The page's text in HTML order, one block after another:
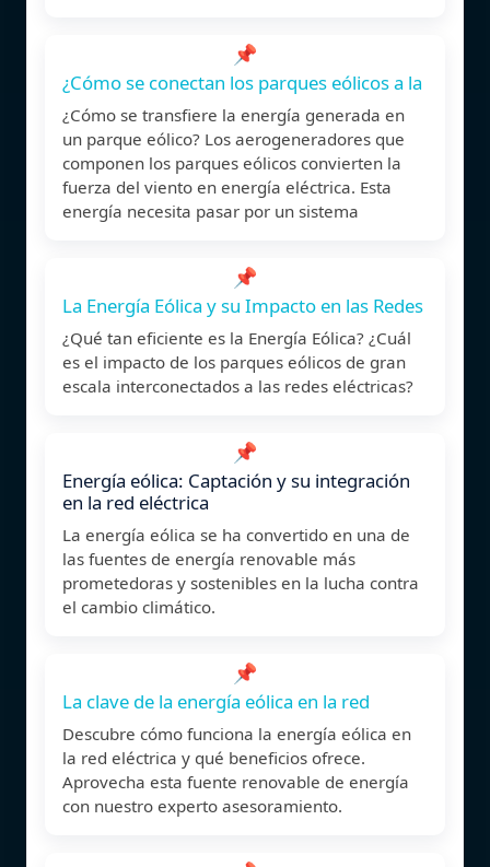
📌
¿Cómo se conectan los parques eólicos a la
¿Cómo se transfiere la energía generada en
un parque eólico? Los aerogeneradores que
componen los parques eólicos convierten la
fuerza del viento en energía eléctrica. Esta
energía necesita pasar por un sistema
📌
La Energía Eólica y su Impacto en las Redes
¿Qué tan eficiente es la Energía Eólica? ¿Cuál
es el impacto de los parques eólicos de gran
escala interconectados a las redes eléctricas?
📌
Energía eólica: Captación y su integración
en la red eléctrica
La energía eólica se ha convertido en una de
las fuentes de energía renovable más
prometedoras y sostenibles en la lucha contra
el cambio climático.
📌
La clave de la energía eólica en la red
Descubre cómo funciona la energía eólica en
la red eléctrica y qué beneficios ofrece.
Aprovecha esta fuente renovable de energía
con nuestro experto asesoramiento.